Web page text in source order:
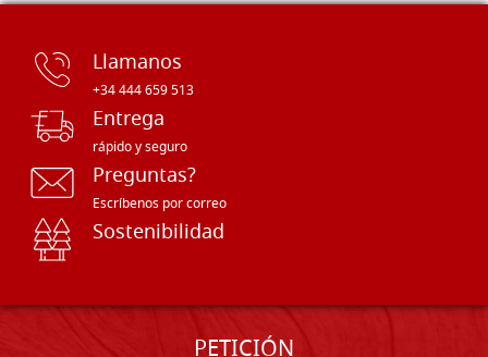
Llamanos
+34 444 659 513
Entrega
rápido y seguro
Preguntas?
Escríbenos por correo
Sostenibilidad